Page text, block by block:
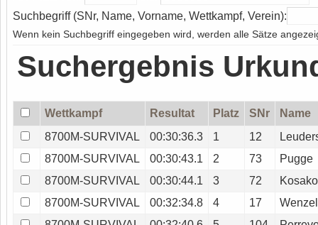
Suchbegriff (SNr, Name, Vorname, Wettkampf, Verein):
Wenn kein Suchbegriff eingegeben wird, werden alle Sätze
Suchergebnis
Wettkampf Resultat Platz SNr
Name
8700M-SURVIVAL
00:30:36.3 1 12
8700M-SURVIVAL
00:30:43.1 2 73
Pugge
8700M-SURVIVAL
00:30:44.1 3 72
8700M-SURVIVAL
00:32:34.8 4 17
Wenzel